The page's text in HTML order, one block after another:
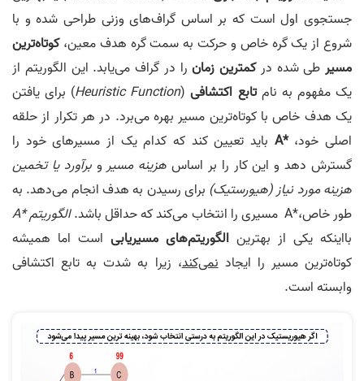
جستجوی اول است که بر اساس گراف­‌های وزنی طراحی شده و با
شروع از یک گره خاص و حرکت به سمت گره هدف معین،کوتاه‌ترین
مسیر طی شده درکمترین زمانرا در گراف می­‌یابد. این الگوریتم از
یک مفهوم به نامتابع اکتشافی (
Heuristic Function) برای یافتن
یک هدف خاص با کوتاه‌­ترین مسیر بهره می‌­برد. در هر تکرار از حلقه
اصلی خود،*A
باید تعیین کند که کدام یک از مسیرهای خود را
گسترش دهد و این کار را بر اساس هزینه مسیرو برآورد یا تخمین
هزینه مورد نیاز (هیورستیک) برای رسیدن به هدف انجام می‌دهد. به
طور خاص،*A مسیری را انتخاب می‌کند که حداقل باشد.
الگوریتم *A
بااینکه یکی از بهترین الگوریتم­‌های مسیریابی است اما همیشه
کوتاه‌ترین مسیر را ایجادنمی­‌کند، زیرا به‌ شدت به تابع اکتشافی
وابسته است.